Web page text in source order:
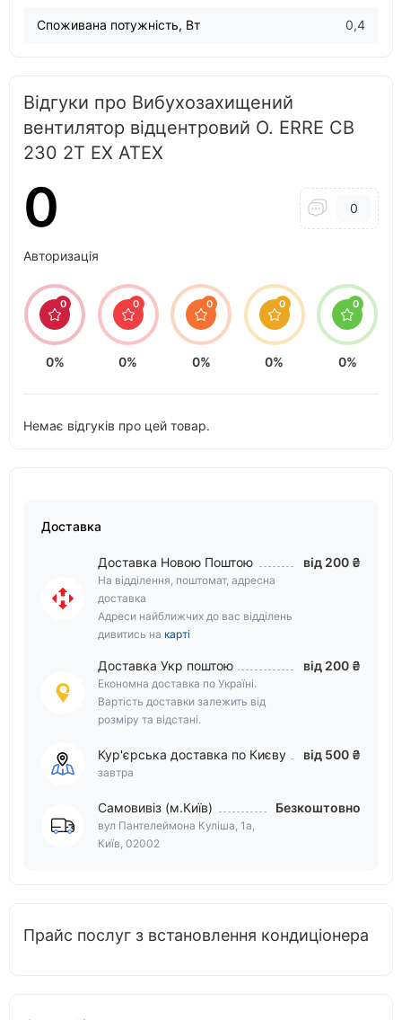
Споживана потужність, Вт 0,4
Відгуки про Вибухозахищений
вентилятор відцентровий O. ERRE CB
230 2T EX ATEX
0 0
Авторизація
0
0%
0
0%
0
0%
0
0%
0
0%
Немає відгуків про цей товар.
Доставка
Доставка Новою Поштою
На відділення, поштомат, адресна
доставка
Адреси найближчих до вас відділень
дивитись на карті
від 200 ₴
Доставка Укр поштою
Економна доставка по Україні.
Вартість доставки залежить від
розміру та відстані.
від 200 ₴
Кур'єрська доставка по Києву
завтра
від 500 ₴
Самовивіз (м.Київ)
вул Пантелеймона Куліша, 1а,
Київ, 02002
Безкоштовно
Прайс послуг з встановлення кондиціонера